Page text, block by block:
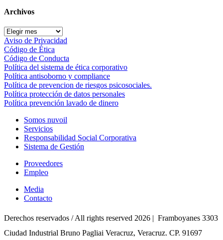
Archivos
Archivos
Aviso de Privacidad
Código de Ética
Código de Conducta
Política del sistema de ética corporativo
Política antisoborno y compliance
Política de prevencion de riesgos psicosociales.
Política protección de datos personales
Política prevención lavado de dinero
Somos nuvoil
Servicios
Responsabilidad Social Corporativa
Sistema de Gestión
Proveedores
Empleo
Media
Contacto
Derechos reservados / All rights reserved 2026 | Framboyanes 3303
Ciudad Industrial Bruno Pagliai Veracruz, Veracruz. CP. 91697